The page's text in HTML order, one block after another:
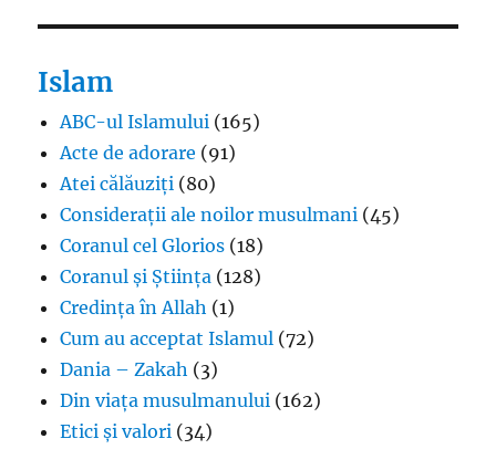
Islam
ABC-ul Islamului (165)
Acte de adorare (91)
Atei călăuziți (80)
Considerații ale noilor musulmani (45)
Coranul cel Glorios (18)
Coranul și Știința (128)
Credința în Allah (1)
Cum au acceptat Islamul (72)
Dania – Zakah (3)
Din viața musulmanului (162)
Etici și valori (34)